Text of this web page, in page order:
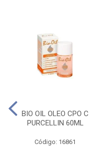
BIO OIL OLEO CPO C
PURCELLIN 60ML
Código: 16861